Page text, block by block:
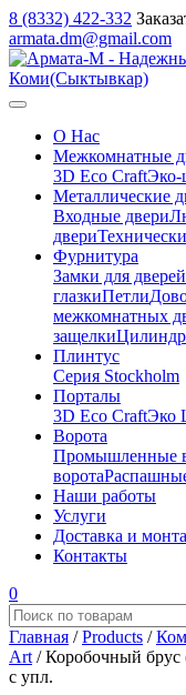
8 (8332) 422-332
armata.dm@gmail.com
О Нас
Межкомнатные
3D Eco Craft
Металлические
Входные двери
двери
Фурнитура
Замки для дверей
глазкиПетли
межкомнатных
защелки
Плинтус
Серия Stockholm
Порталы
3D Eco CraftЭко
Ворота
Промышленные
ворота
Наши работы
Услуги
Доставка и
Контакты
0
Главная /Products /
Art /Коробочный брус
с упл.